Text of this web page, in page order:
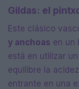
Gildas: el
Este clásico
y anchoas en un
está en utilizar un
equilibre la
entrante en una